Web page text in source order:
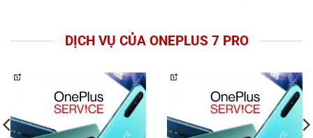
DỊCH VỤ CỦA ONEPLUS 7 PRO